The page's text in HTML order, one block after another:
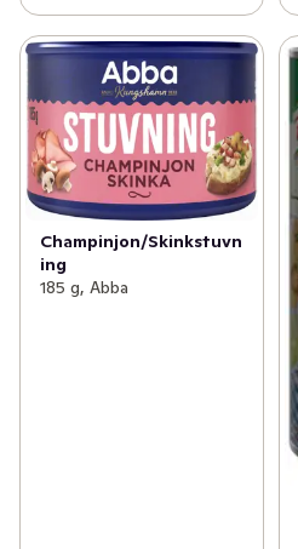
Champinjon/Skinkstuvn
ing
185 g, Abba